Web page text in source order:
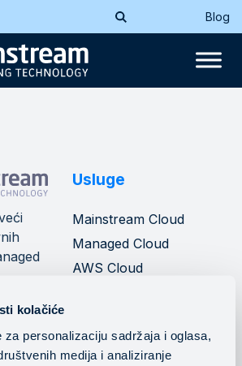
kolačiće
personalizaciju sadržaja i oglasa,
medija i analiziranje
Blog
Usluge
Mainstream Cloud
Managed Cloud
AWS Cloud
cloud
DevOps operacije